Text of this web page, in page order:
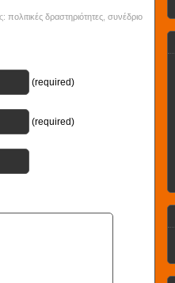
πολιτικές δραστηριότητες συνέδριο
(required)
(required)